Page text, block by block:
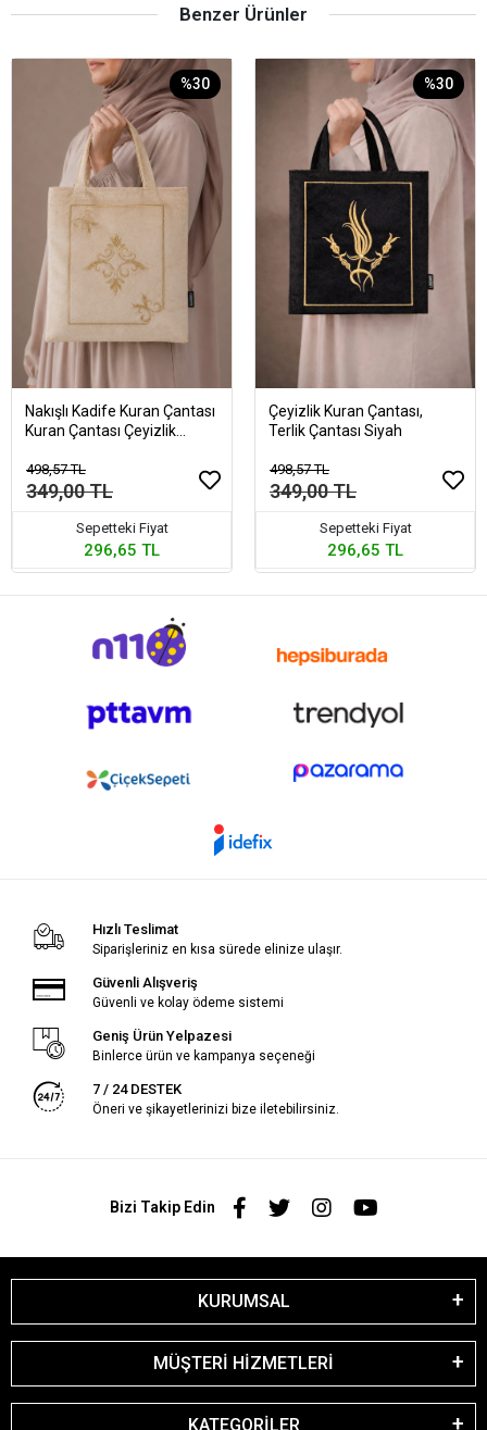
Benzer Ürünler
%30
Nakışlı Kadife Kuran Çantası
Kuran Çantası Çeyizlik
Cappucino
498,57 TL
349,00 TL
Sepetteki Fiyat
296,65 TL
%30
Çeyizlik Kuran Çantası,
Terlik Çantası Siyah
498,57 TL
349,00 TL
Sepetteki Fiyat
296,65 TL
Hızlı Teslimat
Siparişleriniz en kısa sürede elinize ulaşır.
Güvenli Alışveriş
Güvenli ve kolay ödeme sistemi
Geniş Ürün Yelpazesi
Binlerce ürün ve kampanya seçeneği
7 / 24 DESTEK
Öneri ve şikayetlerinizi bize iletebilirsiniz.
Bizi Takip Edin
KURUMSAL
MÜŞTERİ HİZMETLERİ
KATEGORİLER